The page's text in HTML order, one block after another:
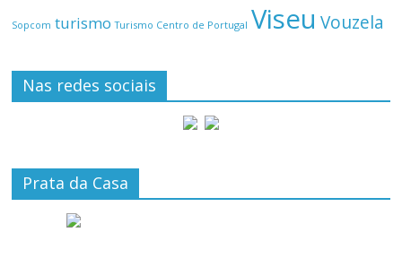
Sopcom turismo Turismo Centro de Portugal Viseu Vouzela
Nas redes sociais
Prata da Casa